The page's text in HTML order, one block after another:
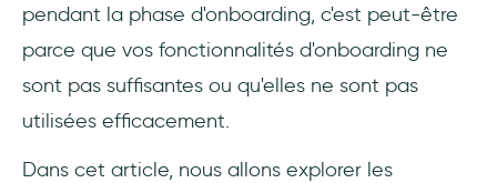
pendant la phase d'onboarding, c'est peut-être
parce que vos fonctionnalités d'onboarding ne
sont pas suffisantes ou qu'elles ne sont pas
utilisées efficacement.
Dans cet article, nous allons explorer les